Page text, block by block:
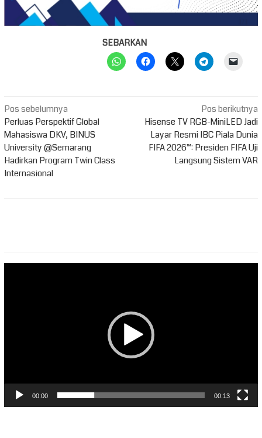
SEBARKAN
Navigasi
pos
Pos sebelumnya
Perluas Perspektif Global
Mahasiswa DKV, BINUS
University @Semarang
Hadirkan Program Twin Class
Internasional
Pos berikutnya
Hisense TV RGB-MiniLED Jadi
Layar Resmi IBC Piala Dunia
FIFA 2026™: Presiden FIFA Uji
Langsung Sistem VAR
00:00 00:13